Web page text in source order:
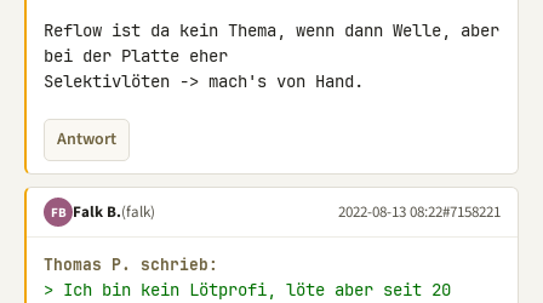
Reflow ist da kein Thema, wenn dann Welle, aber
bei der Platte eher
Selektivlöten -> mach's von Hand.
Antwort
FB Falk B.(falk) 2022-08-13 08:22#7158221
Thomas P. schrieb:
> Ich bin kein Lötprofi, löte aber seit 20